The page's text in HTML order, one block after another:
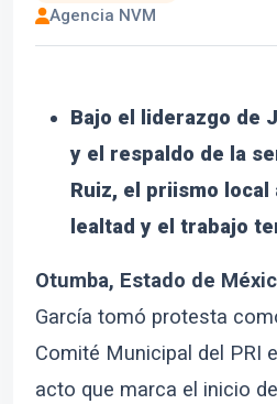
Agencia NVM
Bajo el liderazgo de
y el respaldo de la
Ruiz, el priismo local
lealtad y el trabajo
Otumba, Estado de
García tomó protesta
Comité Municipal del PRI
acto que marca el inicio